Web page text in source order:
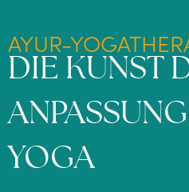
AYUR-
DIE KUNST
YOGA